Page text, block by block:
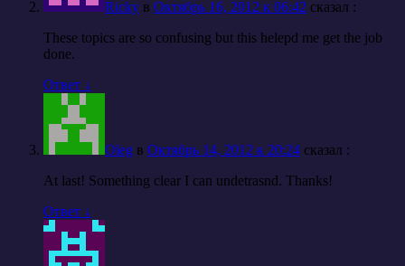
Ricky в Октябрь 16, 2012 к 06:42 cказал :
These topics are so confusing but this helepd me get the job
done.
Ответ ↓
Oleg в Октябрь 14, 2012 к 20:24 cказал :
At last! Something clear I can undetrasnd. Thanks!
Ответ ↓